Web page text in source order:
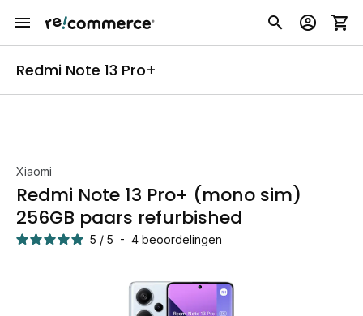
Redmi Note 13 Pro+
Xiaomi
Redmi Note 13 Pro+ (mono sim)
256GB paars refurbished
5 / 5 - 4 beoordelingen